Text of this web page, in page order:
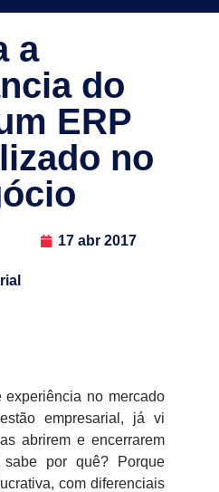
a
do
ERP
no
17 abr 2017
no mercado
empresarial, já vi
abrirem e encerrarem
por quê? Porque
com diferenciais